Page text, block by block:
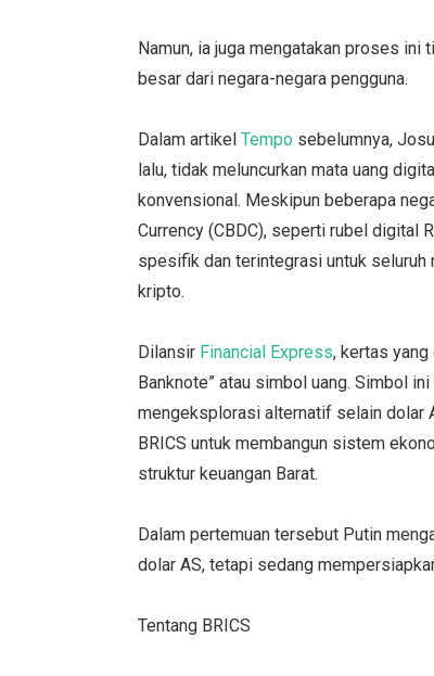
Namun, ia juga mengatakan proses ini
besar dari negara-negara pengguna.
Dalam artikelTempo sebelumnya,
lalu, tidak meluncurkan mata uang
konvensional. Meskipun beberapa
Currency (CBDC), seperti rubel digital
spesifik dan terintegrasi untuk
kripto.
Dilansir Financial Express, kertas
Banknote” atau simbol uang. Simbol
mengeksplorasi alternatif selain dolar
BRICS untuk membangun sistem
struktur keuangan Barat.
Dalam pertemuan tersebut Putin
dolar AS, tetapi sedang
Tentang BRICS